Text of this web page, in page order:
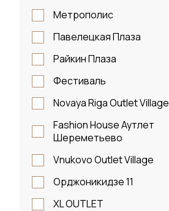
43_45
44
45
46
48
50
56
Метрополис
Павелецкая Плаза
Райкин Плаза
Фестиваль
Novaya Riga Outlet Village
Fashion House Аутлет
Шереметьево
Vnukovo Outlet Village
Орджоникидзе 11
XL OUTLET